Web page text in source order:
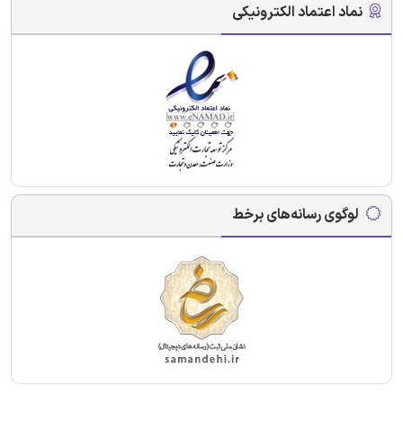
نماد اعتماد الکترونیکی
لوگوی رسانه‌های برخط